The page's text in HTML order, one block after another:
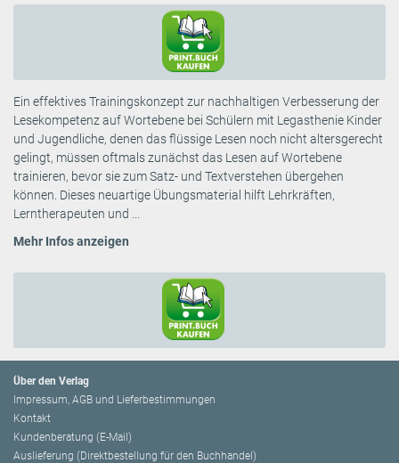
Ein effektives Trainingskonzept zur nachhaltigen Verbesserung der
Lesekompetenz auf Wortebene bei Schülern mit Legasthenie Kinder
und Jugendliche, denen das flüssige Lesen noch nicht altersgerecht
gelingt, müssen oftmals zunächst das Lesen auf Wortebene
trainieren, bevor sie zum Satz- und Textverstehen übergehen
können. Dieses neuartige Übungsmaterial hilft Lehrkräften,
Lerntherapeuten und ...
Mehr Infos anzeigen
Über den Verlag
Impressum, AGB und Lieferbestimmungen
Kontakt
Kundenberatung (E-Mail)
Auslieferung (Direktbestellung für den Buchhandel)